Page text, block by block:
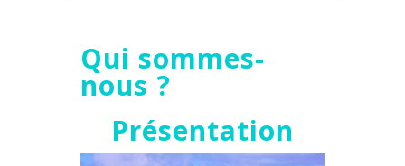
Qui sommes-
nous ?
Présentation